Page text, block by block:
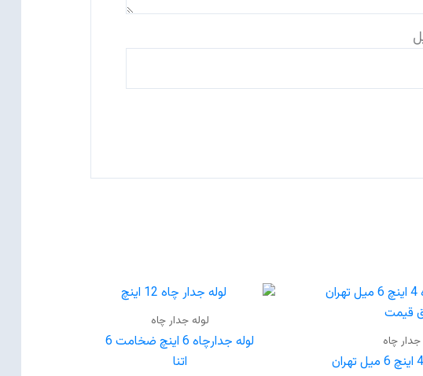
جدار چاه
لوله جدار چاه 4 اینچ 6 میل تهران
لوله جدار چاه
لوله جدارچاه 6 اینچ ضخامت 6
اتنا